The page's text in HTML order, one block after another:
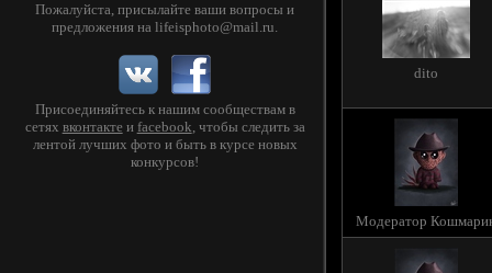
Пожалуйста, присылайте ваши вопросы и
предложения наlifeisphoto@mail.ru.
Присоединяйтесь к нашим сообществам в
сетях вконтакте и facebook, чтобы следить за
лентой лучших фото и быть в курсе новых
конкурсов!
dito
Модератор